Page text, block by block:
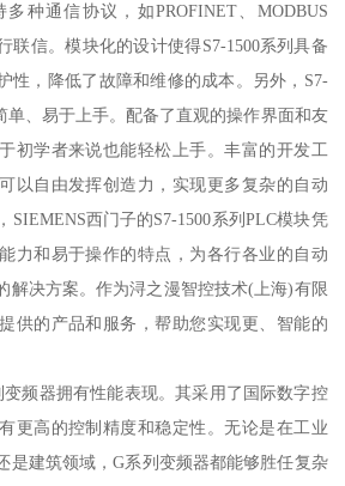
种通信协议，如PROFINET、MODBUS
联信。模块化的设计使得S7-1500系列具备
性，降低了故障和维修的成本。另外，S7-
单、易于上手。配备了直观的操作界面和友
初学者来说也能轻松上手。丰富的开发工
以自由发挥创造力，实现更多复杂的自动
SIEMENS西门子的S7-1500系列PLC模块凭
力和易于操作的特点，为各行各业的自动
解决方案。作为浔之漫智控技术(上海)有限
供的产品和服务，帮助您实现更、智能的
器拥有性能表现。其采用了国际数字控
更高的控制精度和稳定性。无论是在工业
是建筑领域，G系列变频器都能够胜任复杂